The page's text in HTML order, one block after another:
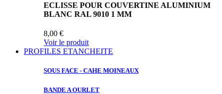
ECLISSE POUR COUVERTINE ALUMINIUM
BLANC RAL 9010 1 MM
8,00 €
Voir le produit
PROFILES ETANCHEITE
SOUS FACE - CAHE MOINEAUX
BANDE AOURLET